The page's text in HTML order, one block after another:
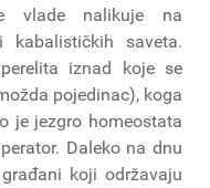
vlade nalikuje na
kabalističkih saveta.
iznad koje se
pojedinac), koga
je jezgro homeostata
Daleko na dnu
koji održavaju